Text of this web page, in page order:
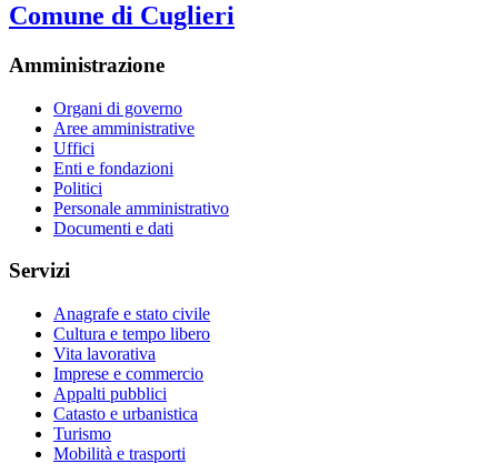
Comune di Cuglieri
Amministrazione
Organi di governo
Aree amministrative
Uffici
Enti e fondazioni
Politici
Personale amministrativo
Documenti e dati
Servizi
Anagrafe e stato civile
Cultura e tempo libero
Vita lavorativa
Imprese e commercio
Appalti pubblici
Catasto e urbanistica
Turismo
Mobilità e trasporti